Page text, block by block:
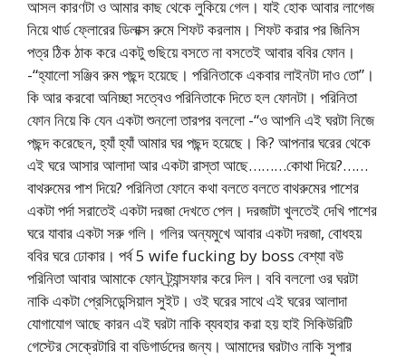
আসল কারণটা ও আমার কাছ থেকে লুকিয়ে গেল। যাই হোক আবার লাগেজ
নিয়ে থার্ড ফ্লোরের ডিলাক্স রুমে শিফট করলাম। শিফট করার পর জিনিস
পত্র ঠিক ঠাক করে একটু গুছিয়ে বসতে না বসতেই আবার ববির ফোন।
-“হ্যালো সঞ্জিব রুম পছন্দ হয়েছে। পরিনিতাকে একবার লাইনটা দাও তো”।
কি আর করবো অনিচ্ছা সত্বেও পরিনিতাকে দিতে হল ফোনটা। পরিনিতা
ফোন নিয়ে কি যেন একটা শুনলো তারপর বললো -“ও আপনি এই ঘরটা নিজে
পছন্দ করেছেন, হ্যাঁ হ্যাঁ আমার ঘর পছন্দ হয়েছে। কি? আপনার ঘরের থেকে
এই ঘরে আসার আলাদা আর একটা রাস্তা আছে………কোথা দিয়ে?……
বাথরুমের পাশ দিয়ে? পরিনিতা ফোনে কথা বলতে বলতে বাথরুমের পাশের
একটা পর্দা সরাতেই একটা দরজা দেখতে পেল। দরজাটা খুলতেই দেখি পাশের
ঘরে যাবার একটা সরু গলি। গলির অন্যমুখে আবার একটা দরজা, বোধহয়
ববির ঘরে ঢোকার। পর্ব 5 wife fucking by boss বেশ্যা বউ
পরিনিতা আবার আমাকে ফোন ট্র্যান্সফার করে দিল। ববি বললো ওর ঘরটা
নাকি একটা প্রেসিডেন্সিয়াল সুইট। ওই ঘরের সাথে এই ঘরের আলাদা
যোগাযোগ আছে কারন এই ঘরটা নাকি ব্যবহার করা হয় হাই সিকিউরিটি
গেস্টের সেক্রেটারি বা বডিগার্ডদের জন্য। আমাদের ঘরটাও নাকি সুপার